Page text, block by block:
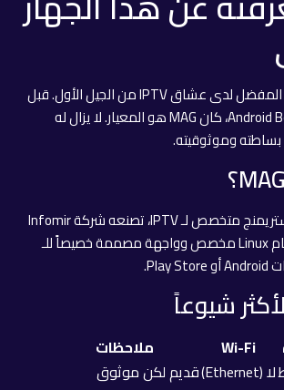
MAG Box هو الجهاز المفضل لدى عشاق IPTV من الجيل الأول. قبل
انتشار Fire Stick وAndroid Box، كان MAG هو المعيار. لا يزال له
وموثوقيته.
MAG Box هو جهاز ستريمنج متخصص لـ IPTV، تصنعه شركة Infomir
الأوكرانية. يعمل بنظام Linux مخصص وواجهة مصممة خصيصاً للـ
شيوعاً
Wi-Fi
ملاحظات
لا (Ethernet)
قديم لكن موثوق